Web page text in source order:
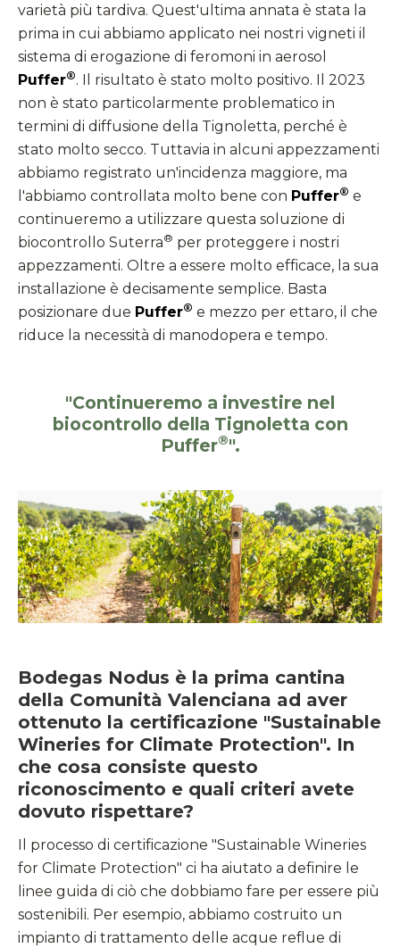
varietà più tardiva. Quest'ultima annata è stata la
prima in cui abbiamo applicato nei nostri vigneti il
sistema di erogazione di feromoni in aerosol
Puffer®. Il risultato è stato molto positivo. Il 2023
non è stato particolarmente problematico in
termini di diffusione della Tignoletta, perché è
stato molto secco. Tuttavia in alcuni appezzamenti
abbiamo registrato un'incidenza maggiore, ma
l'abbiamo controllata molto bene con Puffer® e
continueremo a utilizzare questa soluzione di
biocontrollo Suterra® per proteggere i nostri
appezzamenti. Oltre a essere molto efficace, la sua
installazione è decisamente semplice. Basta
posizionare due Puffer® e mezzo per ettaro, il che
riduce la necessità di manodopera e tempo.
"Continueremo a investire nel
biocontrollo della Tignoletta con
Puffer®".
Bodegas Nodus è la prima cantina
della Comunità Valenciana ad aver
ottenuto la certificazione "Sustainable
Wineries for Climate Protection". In
che cosa consiste questo
riconoscimento e quali criteri avete
dovuto rispettare?
Il processo di certificazione "Sustainable Wineries
for Climate Protection" ci ha aiutato a definire le
linee guida di ciò che dobbiamo fare per essere più
sostenibili. Per esempio, abbiamo costruito un
impianto di trattamento delle acque reflue di